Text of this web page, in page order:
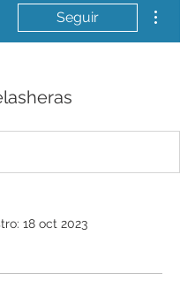
Seguir
18 oct 2023